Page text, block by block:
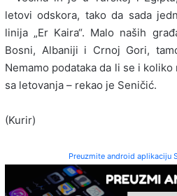
letovi odskora, tako da sada
linija „Er Kaira“. Malo naših
Bosni, Albaniji i Crnoj Gori,
Nemamo podataka da li se i
sa letovanja – rekao je Seničić.
(Kurir)
Preuzmite android aplikaciju